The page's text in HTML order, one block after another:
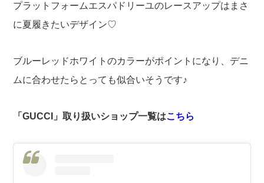
プラットフォームエスパドリーユのレースアップはまさ
に夏履きたいデザイン♡
ブルーレッドホワイトのカラーがポイントになり、デニ
ムに合わせたらとっても似合いそうです♪
「GUCCI」取り扱いショップ一覧はこちら